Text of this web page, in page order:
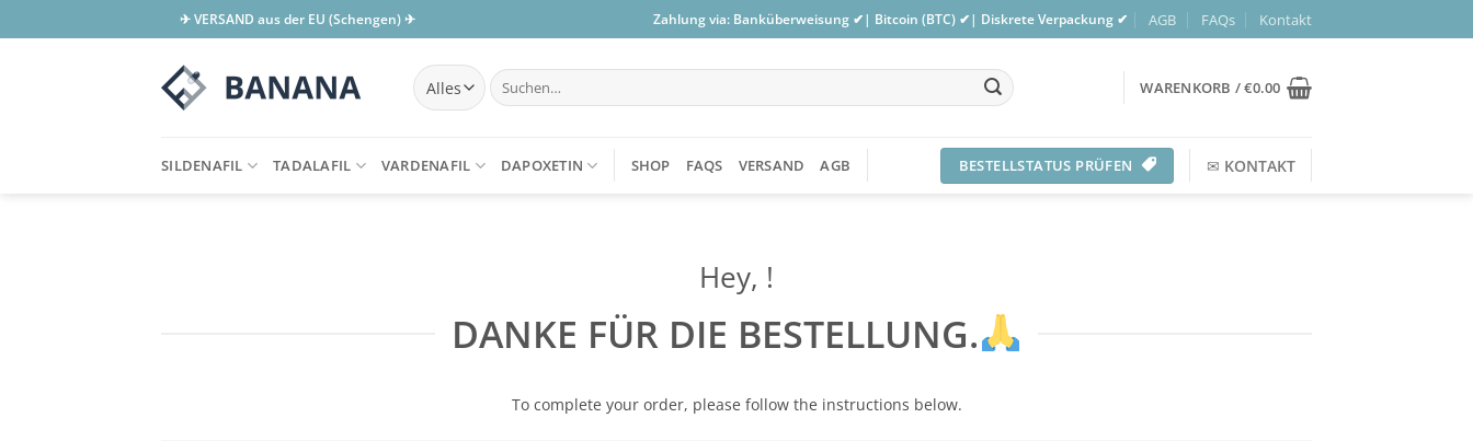
Inhalt
✈ VERSAND aus der EU (Schengen) ✈ Zahlung via: Banküberweisung ✔| Bitcoin (BTC) ✔| Diskrete Verpackung ✔ AGB FAQs Kontakt
Suchen
nach:
WARENKORB /€0.00
SILDENAFIL TADALAFIL VARDENAFIL DAPOXETIN SHOP FAQS VERSAND AGB BESTELLSTATUS PRÜFEN ✉ KONTAKT
Hey, !
DANKE FÜR DIE BESTELLUNG.
To complete your order, please follow the instructions below.